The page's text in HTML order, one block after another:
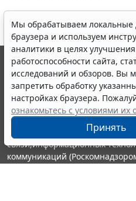
Мы обрабатываем локальные
браузера и используем
аналитики в целях
работоспособности сайта,
исследований и обзоров. Вы
запретить обработку
настройках браузера.
ознакомьтесь с условиями их
Принять
© ООО "НПП "ГАРАНТ-СЕРВИС",
выпускается с 1990 года.
являются участниками
информации ГАРАНТ.
Портал ГАРАНТ.РУ
издания Федеральной
связи,информационных
коммуникаций